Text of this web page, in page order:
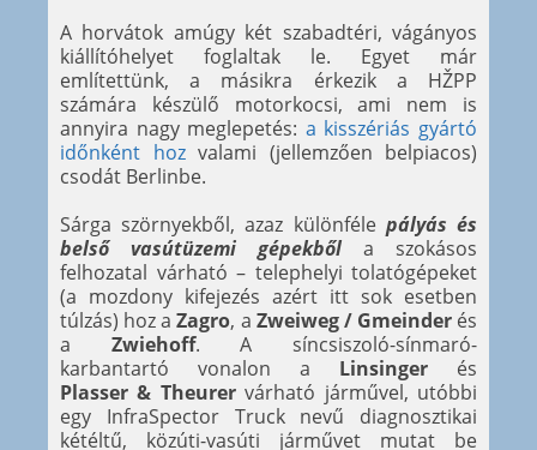
A horvátok amúgy két szabadtéri, vágányos
kiállítóhelyet foglaltak le. Egyet már
említettünk, a másikra érkezik a HŽPP
számára készülő motorkocsi, ami nem is
annyira nagy meglepetés: a kisszériás gyártó
időnként hozvalami (jellemzően belpiacos)
csodát Berlinbe.
Sárga szörnyekből, azaz különféle pályás és
belső vasútüzemi gépekből a szokásos
felhozatal várható – telephelyi tolatógépeket
(a mozdony kifejezés azért itt sok esetben
túlzás) hoz aZagro, a Zweiweg / Gmeinderés
a Zwiehoff. A síncsiszoló-sínmaró-
karbantartó vonalon a Linsinger és
Plasser & Theurervárható járművel, utóbbi
egy InfraSpector Truck nevű diagnosztikai
kétéltű, közúti-vasúti járművet mutat be